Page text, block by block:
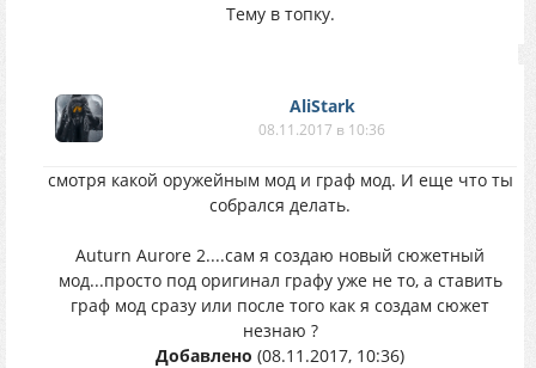
Тему в топку.
AliStark
08.11.2017 в 10:36
смотря какой оружейным мод и граф мод. И еще что ты
собрался делать.
Auturn Aurore 2....сам я создаю новый сюжетный
мод...просто под оригинал графу уже не то, а ставить
граф мод сразу или после того как я создам сюжет
незнаю ?
Добавлено (08.11.2017, 10:36)